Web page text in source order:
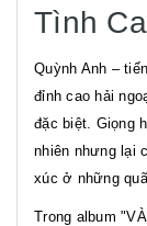
Tình
Quỳnh Anh –
đỉnh cao hải
đặc biệt. Giọng
nhiên nhưng lại
xúc ở những
Trong album